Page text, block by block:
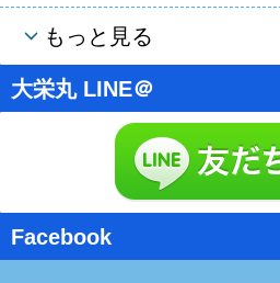
もっと見る
大栄丸 LINE＠
Facebook